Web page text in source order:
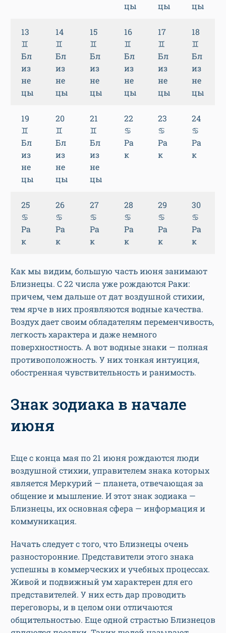
цы
цы
цы
13
♊
Бл
из
не
цы
14
♊
Бл
из
не
цы
15
♊
Бл
из
не
цы
16
♊
Бл
из
не
цы
17
♊
Бл
из
не
цы
18
♊
Бл
из
не
цы
19
♊
Бл
из
не
цы
20
♊
Бл
из
не
цы
21
♊
Бл
из
не
цы
22
♋
Ра
к
23
♋
Ра
к
24
♋
Ра
к
25
♋
Ра
к
26
♋
Ра
к
27
♋
Ра
к
28
♋
Ра
к
29
♋
Ра
к
30
♋
Ра
к
Как мы видим, большую часть июня занимают
Близнецы. С 22 числа уже рождаются Раки:
причем, чем дальше от дат воздушной стихии,
тем ярче в них проявляются водные качества.
Воздух дает своим обладателям переменчивость,
легкость характера и даже немного
поверхностность. А вот водные знаки — полная
противоположность. У них тонкая интуиция,
обостренная чувствительность и ранимость.
Знак зодиака в начале
июня
Еще с конца мая по 21 июня рождаются люди
воздушной стихии, управителем знака которых
является Меркурий — планета, отвечающая за
общение и мышление. И этот знак зодиака —
Близнецы, их основная сфера — информация и
коммуникация.
Начать следует с того, что Близнецы очень
разносторонние. Представители этого знака
успешны в коммерческих и учебных процессах.
Живой и подвижный ум характерен для его
представителей. У них есть дар проводить
переговоры, и в целом они отличаются
общительностью. Еще одной страстью Близнецов